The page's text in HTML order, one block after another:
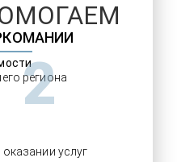
региона
услуг
2